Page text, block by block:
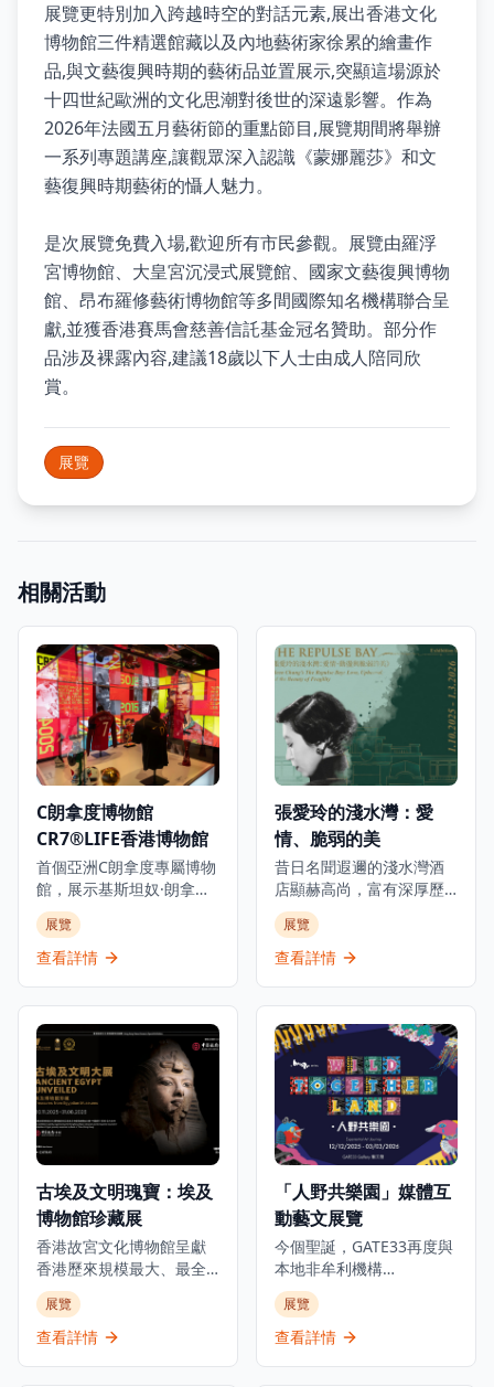
展覽更特別加入跨越時空的對話元素,展出香港文化
博物館三件精選館藏以及內地藝術家徐累的繪畫作
品,與文藝復興時期的藝術品並置展示,突顯這場源於
十四世紀歐洲的文化思潮對後世的深遠影響。作為
2026年法國五月藝術節的重點節目,展覽期間將舉辦
一系列專題講座,讓觀眾深入認識《蒙娜麗莎》和文
藝復興時期藝術的懾人魅力。
是次展覽免費入場,歡迎所有市民參觀。展覽由羅浮
宮博物館、大皇宮沉浸式展覽館、國家文藝復興博物
館、昂布羅修藝術博物館等多間國際知名機構聯合呈
獻,並獲香港賽馬會慈善信託基金冠名贊助。部分作
品涉及裸露內容,建議18歲以下人士由成人陪同欣
賞。
展覽
相關活動
C朗拿度博物館
CR7®LIFE香港博物館
首個亞洲C朗拿度專屬博物
館，展示基斯坦奴·朗拿度
的人生旅程、職業生涯和
生活，透過獨家視角呈現
從未公開的故事，是足球
者深入了解這位足球傳奇
巨星的世界，展出個人珍
藏品、互動展示和沉浸式
展覽，包括他的獎盃、球
衣、簽名物品等珍貴收
藏。博物館位於K11
MUSEA，不僅展示C朗拿
索他的個人生活和成長歷
程，讓參觀者全面了解這
位足球巨星的傳奇故事。
無論是足球迷、體育愛好
者還是想要了解足球文化
的遊客，都能在這個博物
館中找到屬於自己的樂
趣，感受足球運動的魅力
展覽
查看詳情
張愛玲的淺水灣：愛
情、脆弱的美
昔日名聞遐邇的淺水灣酒
店顯赫高尚，富有深厚歷
史底蘊，是世界各地名人
雅士匯聚之地。今年正值
張愛玲逝世三十週年之
情、脆弱的美」展覽，探
索這位文學巨匠與淺水灣
酒店這座地標的深厚聯
繫。展覽將於2025年10月
1日至2026年3月1日舉
行，邀請觀眾穿梭淺水灣
酒店的歷史與張愛玲的文
為這位中國文壇傳奇的靈
感來源，在時代流轉中如
何啟發她的創作。是次展
覽將展出多件珍貴藏品，
包括1941年的酒店菜單、
歷史照片及從未曝光的資
料，見證淺水灣酒店的輝
煌歷史。除此之外，展覽
展覽
查看詳情
古埃及文明瑰寶：埃及
博物館珍藏展
香港故宮文化博物館呈獻
香港歷來規模最大、最全
面及展期最長的古埃及珍
寶展覽。這個里程碑式的
展覽與埃及最高文物委員
展覽
查看詳情
「人野共樂園」媒體互
動藝文展覽
今個聖誕，GATE33再度與
本地非牟利機構
ALAN（ARTISTS who
LOVE ANIMALS &
NATURE）攜手呈獻極具意
展覽
查看詳情